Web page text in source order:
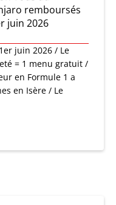
remboursés
juin 2026
juin 2026 / Le
= 1 menu gratuit /
en Formule 1 a
en Isère / Le